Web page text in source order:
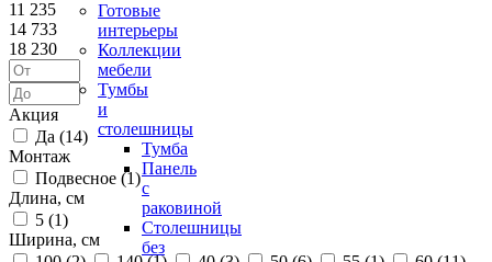
Готовые
интерьеры
Коллекции
мебели
Тумбы
и
столешницы
Тумба
Панель
с
раковиной
Столешницы
без
11 235
14 733
18 230
Акция
Да (14)
Монтаж
Подвесное (1)
Длина, см
5 (1)
Ширина, см